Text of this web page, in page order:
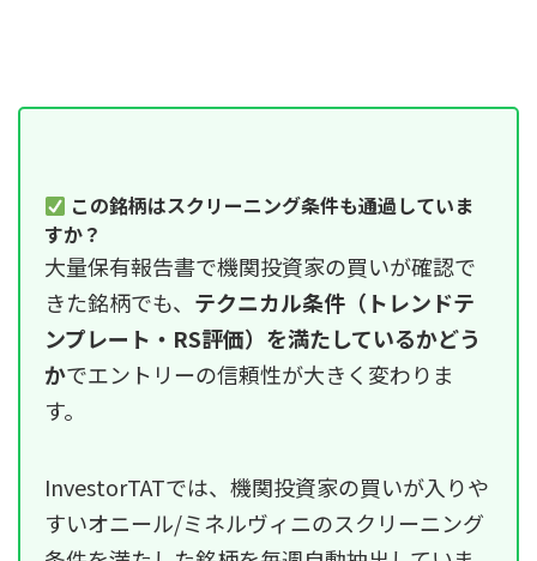
この銘柄はスクリーニング条件も通過していま
すか？
大量保有報告書で機関投資家の買いが確認で
きた銘柄でも、 テクニカル条件（トレンドテ
ンプレート・RS評価）を満たしているかどう
かでエントリーの信頼性が大きく変わりま
す。
InvestorTATでは、機関投資家の買いが入りや
すいオニール/ミネルヴィニのスクリーニング